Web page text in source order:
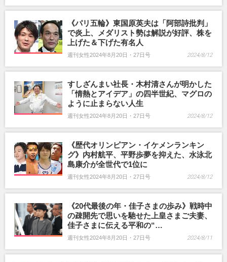
《パリ五輪》東国原英夫は「阿部詩批判」
で炎上、メダリスト勢は解説が好評、株を
上げた＆下げた有名人
週刊女性2024年8月20日・27日号 2024/8/12
すしざんまい社長・木村清さんが明かした
「情熱とアイデア」の四半世紀、マグロの
ように止まらない人生
週刊女性2024年8月20日・27日号 2024/8/12
《歴代オリンピアン・イケメンランキン
グ》内村航平、平野歩夢を抑えた、水泳北
島康介が全世代で1位に
週刊女性2024年8月20日・27日号 2024/8/12
《20代最後の年・佳子さまの歩み》戦時中
の疎開先で思いを馳せた上皇さまご夫妻、
佳子さまに伝える平和の“…
週刊女性2024年8月20日・27日号 2024/8/11